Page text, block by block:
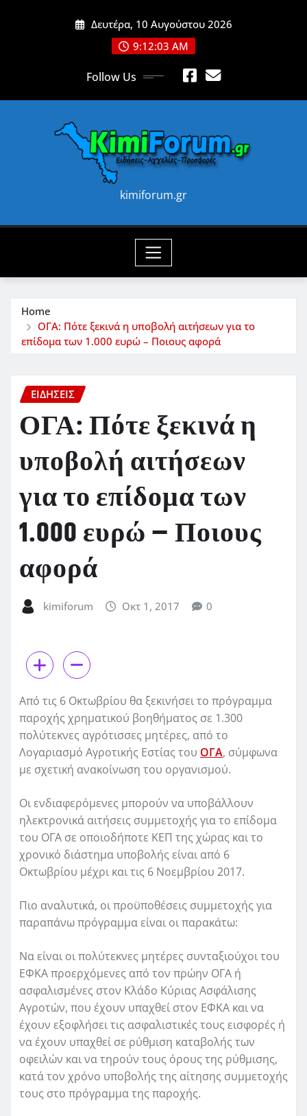
Δευτέρα, 10 Αυγούστου 2026
9:12:05 AM
Follow Us
kimiforum.gr
Home
ΟΓΑ: Πότε ξεκινά η υποβολή αιτήσεων για το
επίδομα των 1.000 ευρώ – Ποιους αφορά
ΕΙΔΗΣΕΙΣ
ΟΓΑ: Πότε ξεκινά η
υποβολή αιτήσεων
για το επίδομα των
1.000 ευρώ – Ποιους
αφορά
kimiforum Οκτ 1, 2017 0
Από τις 6 Οκτωβρίου θα ξεκινήσει το πρόγραμμα
παροχής χρηματικού βοηθήματος σε 1.300
πολύτεκνες αγρότισσες μητέρες, από το
Λογαριασμό Αγροτικής Εστίας του ΟΓΑ, σύμφωνα
με σχετική ανακοίνωση του οργανισμού.
Οι ενδιαφερόμενες μπορούν να υποβάλλουν
ηλεκτρονικά αιτήσεις συμμετοχής για το επίδομα
του ΟΓΑ σε οποιοδήποτε ΚΕΠ της χώρας και το
χρονικό διάστημα υποβολής είναι από 6
Οκτωβρίου μέχρι και τις 6 Νοεμβρίου 2017.
Πιο αναλυτικά, οι προϋποθέσεις συμμετοχής για
παραπάνω πρόγραμμα είναι οι παρακάτω:
Να είναι οι πολύτεκνες μητέρες συνταξιούχοι του
ΕΦΚΑ προερχόμενες από τον πρώην ΟΓΑ ή
ασφαλισμένες στον Κλάδο Κύριας Ασφάλισης
Αγροτών, που έχουν υπαχθεί στον ΕΦΚΑ και να
έχουν εξοφλήσει τις ασφαλιστικές τους εισφορές ή
να έχουν υπαχθεί σε ρύθμιση καταβολής των
οφειλών και να τηρούν τους όρους της ρύθμισης,
κατά τον χρόνο υποβολής της αίτησης συμμετοχής
τους στο πρόγραμμα της παροχής.